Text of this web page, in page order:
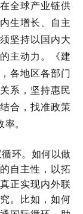
全球产业链供
生增长、自主
坚持以国内大
主动力。《建
各地区各部门
系，坚持惠民
合，找准政策
。
环。如何以做
自主性，以拓
正实现内外联
。比如，如何